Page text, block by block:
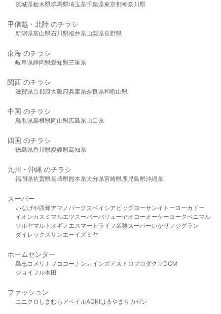
茨城県栃木県群馬県埼玉県千葉県東京都神奈川県
甲信越・北陸 のチラシ
新潟県富山県石川県福井県山梨県長野県
東海 のチラシ
岐阜県静岡県愛知県三重県
関西 のチラシ
滋賀県京都府大阪府兵庫県奈良県和歌山県
中国 のチラシ
鳥取県島根県岡山県広島県山口県
四国 のチラシ
徳島県香川県愛媛県高知県
九州・沖縄 のチラシ
福岡県佐賀県長崎県熊本県大分県宮崎県鹿児島県沖縄県
スーパー
いなげや西條アマノパークスベイシア ビッグヨーサンイトーヨーカドー
イオンカスミ マルエツスーパーバリューヤオコーオーケー ヨークベニマル
ツルヤマルト オギノ エスマート ライフ業務スーパーいかり フジグラン
ダイレックスサンエーイズミヤ
ホームセンター
島忠 コメリ ナフコ コーナンカインズアストロプロダクツDCM
ジョイフル本田
ファッション
ユニクロ しまむら アベイルAOKIはるやま サカゼン